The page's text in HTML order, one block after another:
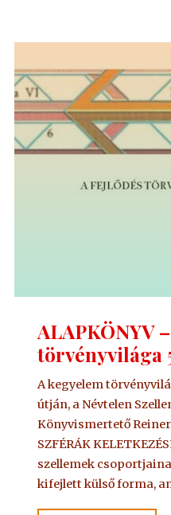
ALAPKÖNYV
törvényvilága
A kegyelem
útján, a Névtelen
Könyvismertető
SZFÉRÁK
szellemek
kifejlett külső forma,